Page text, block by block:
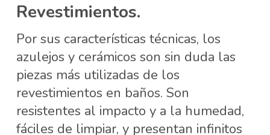
Revestimientos.
Por sus características técnicas, los
azulejos y cerámicos son sin duda las
piezas más utilizadas de los
revestimientos en baños. Son
resistentes al impacto y a la humedad,
fáciles de limpiar, y presentan infinitos